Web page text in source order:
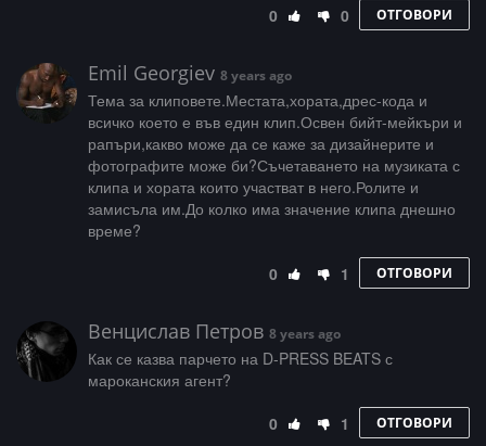
0 0 ОТГОВОРИ
Emil Georgiev 8 years ago
Тема за клиповете.Местата,хората,дрес-кода и
всичко което е във един клип.Освен бийт-мейкъри и
рапъри,какво може да се каже за дизайнерите и
фотографите може би?Съчетаването на музиката с
клипа и хората които участват в него.Ролите и
замисъла им.До колко има значение клипа днешно
време?
0 1 ОТГОВОРИ
Венцислав Петров 8 years ago
Как се казва парчето на D-PRESS BEATS с
мароканския агент?
0 1 ОТГОВОРИ